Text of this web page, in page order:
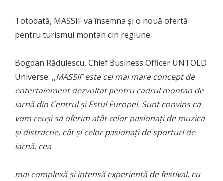
Totodată, MASSIF va însemna și o nouă ofertă
pentru turismul montan din regiune.
Bogdan Rădulescu, Chief Business Officer UNTOLD
Universe: ,,MASSIF este cel mai mare concept de
entertainment dezvoltat pentru cadrul montan de
iarnă din Centrul și Estul Europei. Sunt convins că
vom reuși să oferim atât celor pasionați de muzică
și distracție, cât și celor pasionați de sporturi de
iarnă, cea
mai complexă și intensă experiență de festival, cu